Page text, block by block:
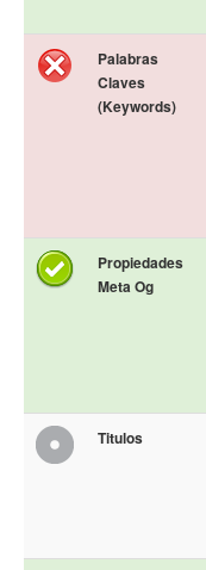
Palabras
Claves
(Keywords)
Propiedades
Meta Og
Titulos